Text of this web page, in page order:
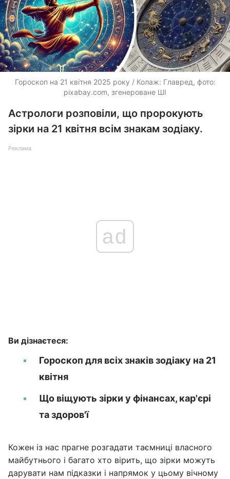
Гороскоп на 21 квітня 2025 року / Колаж: Главред, фото:
pixabay.com, згенероване ШІ
Астрологи розповіли, що пророкують
зірки на 21 квітня всім знакам зодіаку.
Реклама
ad
Ви дізнаєтеся:
Гороскоп для всіх знаків зодіаку на 21
квітня
Що віщують зірки у фінансах, кар'єрі
та здоров'ї
Кожен із нас прагне розгадати таємниці власного
майбутнього і багато хто вірить, що зірки можуть
дарувати нам підказки і напрямок у цьому вічному